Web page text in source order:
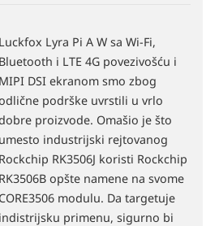
Luckfox Lyra Pi A W sa Wi-Fi,
Bluetooth i LTE 4G povezivošću i
MIPI DSI ekranom smo zbog
podrške uvrstili u vrlo
proizvode. Omašio je što
umesto industrijski rejtovanog
Rockchip RK3506J koristi Rockchip
RK3506B opšte namene na svome
CORE3506 modulu. Da targetuje
indistrijsku primenu, sigurno bi